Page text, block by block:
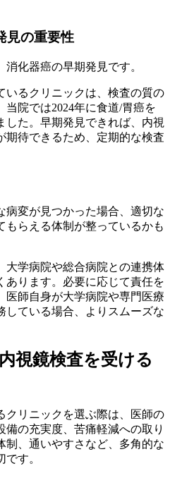
見の重要性
化器癌の早期発見です。
いるクリニックは、検査の質の
院では2024年に食道/胃癌を
した。早期発見できれば、内視
期待できるため、定期的な検査
病変が見つかった場合、適切な
もらえる体制が整っているかも
大学病院や総合病院との連携体
あります。必要に応じて責任を
医師自身が大学病院や専門医療
している場合、よりスムーズな
視鏡検査を受ける
クリニックを選ぶ際は、医師の
の充実度、苦痛軽減への取り
制、通いやすさなど、多角的な
す。